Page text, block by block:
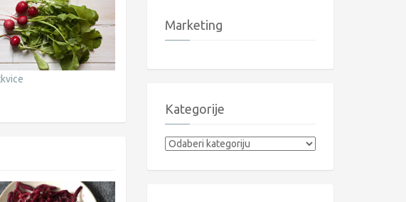
Marketing
Kategorije
Kategorije